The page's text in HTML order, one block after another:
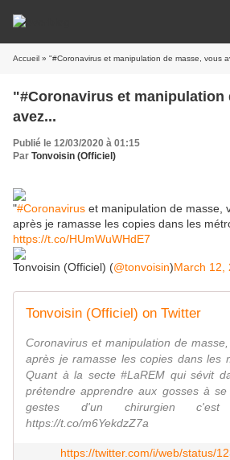
Accueil » "#Coronavirus et manipulation de masse, vous
"#Coronavirus et manipulation
avez...
Publié le 12/03/2020 à 01:15
Par Tonvoisin (Officiel)
"#Coronavirus et manipulation de masse,
après je ramasse les copies dans les
https://t.co/HUmWuWHdE7
Tonvoisin (Officiel) (@tonvoisin)March 12,
Tonvoisin (Officiel) on Twitter
Coronavirus et manipulation de
après je ramasse les copies dans les
Quant à la secte #LaREM qui sévit
prétendre apprendre aux gosses à
gestes d'un chirurgien c'est
https://t.co/m6YekdzZ7a
https://twitter.com/i/web/status/